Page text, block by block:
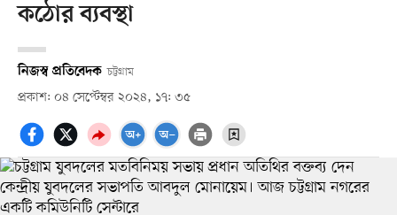
কঠোর ব্যবস্থা
নিজস্ব প্রতিবেদক চট্টগ্রাম
প্রকাশ: ০৪ সেপ্টেম্বর ২০২৪, ১৭: ৩৫